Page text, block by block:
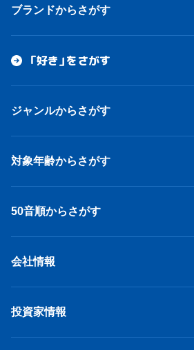
ブランドからさがす
「好き」をさがす
ジャンルからさがす
対象年齢からさがす
50音順からさがす
会社情報
投資家情報